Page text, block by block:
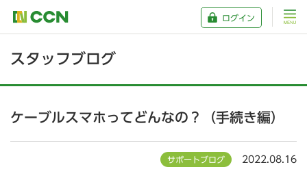
ログイン
スタッフブログ
ケーブルスマホってどんなの？（手続き編）
サポートブログ 2022.08.16